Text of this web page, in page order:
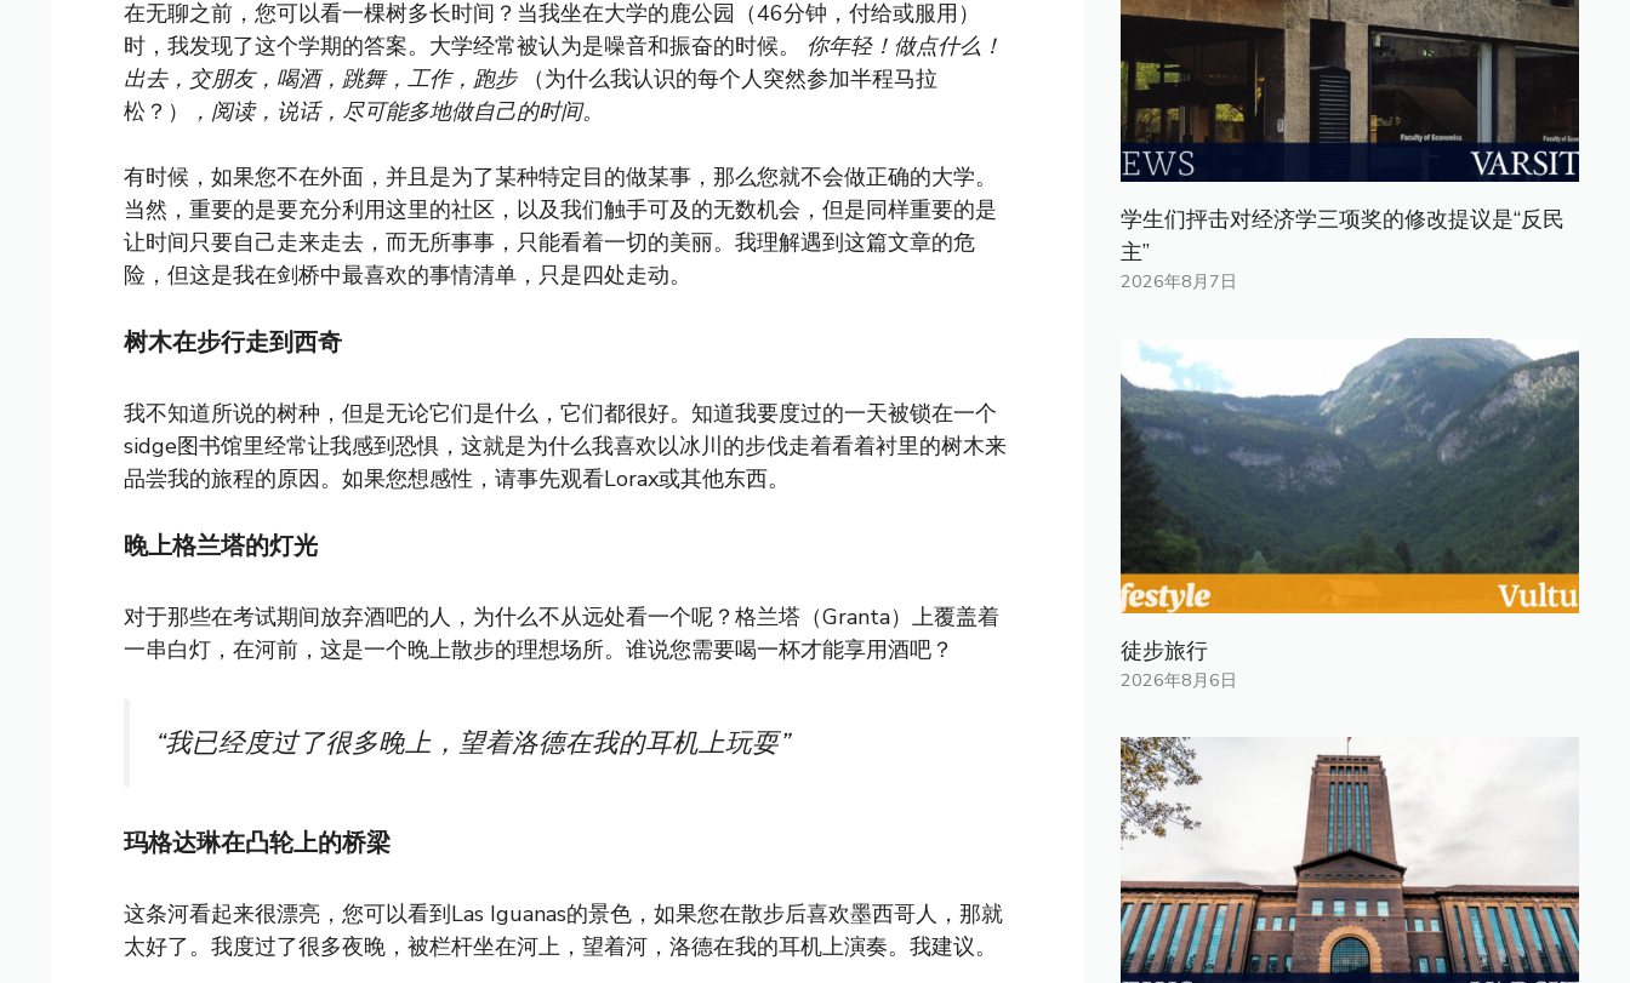
在无聊之前，您可以看一棵树多长时间？当我坐在大学的鹿公园（46分钟，付给或服用）
时，我发现了这个学期的答案。大学经常被认为是噪音和振奋的时候。 你年轻！做点什么！
出去，交朋友，喝酒，跳舞，工作，跑步
（为什么我认识的每个人突然参加半程马拉
松？）
，阅读，说话，尽可能多地做自己的时间。
有时候，如果您不在外面，并且是为了某种特定目的做某事，那么您就不会做正确的大学。
当然，重要的是要充分利用这里的社区，以及我们触手可及的无数机会，但是同样重要的是
让时间只要自己走来走去，而无所事事，只能看着一切的美丽。我理解遇到这篇文章的危
险，但这是我在剑桥中最喜欢的事情清单，只是四处走动。
树木在步行走到西奇
我不知道所说的树种，但是无论它们是什么，它们都很好。知道我要度过的一天被锁在一个
sidge图书馆里经常让我感到恐惧，这就是为什么我喜欢以冰川的步伐走着看着衬里的树木来
品尝我的旅程的原因。如果您想感性，请事先观看Lorax或其他东西。
晚上格兰塔的灯光
对于那些在考试期间放弃酒吧的人，为什么不从远处看一个呢？格兰塔（Granta）上覆盖着
一串白灯，在河前，这是一个晚上散步的理想场所。谁说您需要喝一杯才能享用酒吧？
“我已经度过了很多晚上，望着洛德在我的耳机上玩耍”
玛格达琳在凸轮上的桥梁
这条河看起来很漂亮，您可以看到Las Iguanas的景色，如果您在散步后喜欢墨西哥人，那就
太好了。我度过了很多夜晚，被栏杆坐在河上，望着河，洛德在我的耳机上演奏。我建议。
学生们抨击对经济学三项奖的修改提议是“反民
主”
2026年8月7日
徒步旅行
2026年8月6日